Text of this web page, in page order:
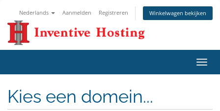
Nederlands Aanmelden Registreren Winkelwagen bekijken
in-/
Kies een domein...